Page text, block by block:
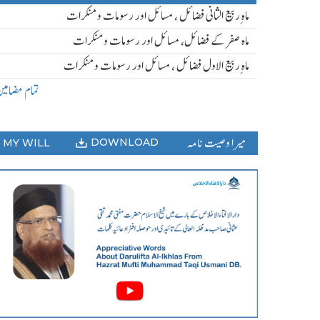
ماہ ِربیع الثانی فضائل ، مسائل اور رسومات و منکرات
ماہ صفر کے فضائل، مسائل اور رسومات و منکرات
ماہ ِربیع الاول فضائل ، مسائل اور رسومات و منکرات
تمام
MY WILL DOWNLOAD میرا وصیت نامہ